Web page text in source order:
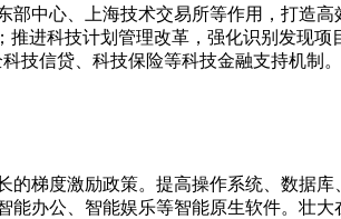
中心、上海技术交易所等作用，打造
进科技计划管理改革，强化识别发现
技信贷、科技保险等科技金融支持机制。
梯度激励政策。提高操作系统、数据
办公、智能娱乐等智能原生软件。壮